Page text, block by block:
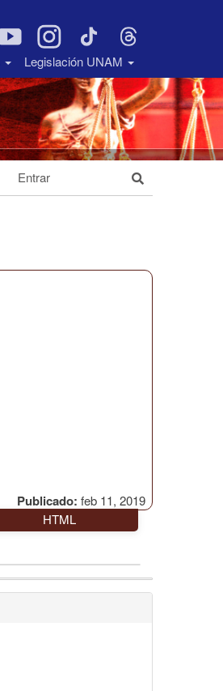
Legislación UNAM
Entrar
Publicado: feb 11, 2019
HTML